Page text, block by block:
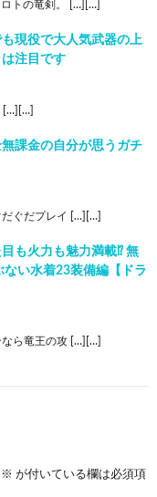
ロトの竜剣。 […][…]
現役で大人気武器の上
注目です
[…][…]
課金の自分が思うガチ
だぐだプレイ […][…]
も火力も魅力満載⁉︎ 無
い水着23装備編【ドラ
なら竜王の攻 […][…]
※ が付いている欄は必須項